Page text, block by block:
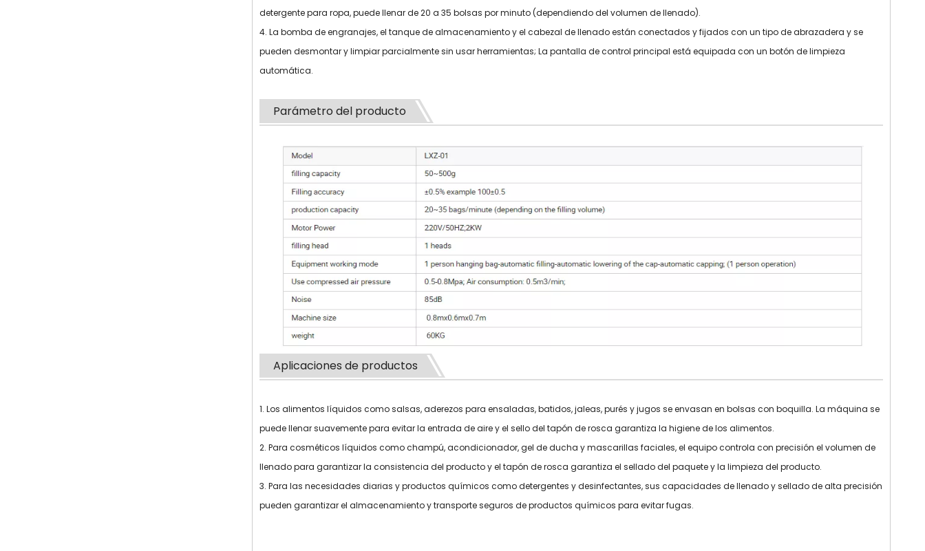
detergente para ropa, puede llenar de 20 a 35 bolsas por minuto (dependiendo del volumen de llenado).
4. La bomba de engranajes, el tanque de almacenamiento y el cabezal de llenado están conectados y fijados con un tipo de abrazadera y se
pueden desmontar y limpiar parcialmente sin usar herramientas; La pantalla de control principal está equipada con un botón de limpieza
automática.
Parámetro del producto
Aplicaciones de productos
1. Los alimentos líquidos como salsas, aderezos para ensaladas, batidos, jaleas, purés y jugos se envasan en bolsas con boquilla. La máquina se
puede llenar suavemente para evitar la entrada de aire y el sello del tapón de rosca garantiza la higiene de los alimentos.
2. Para cosméticos líquidos como champú, acondicionador, gel de ducha y mascarillas faciales, el equipo controla con precisión el volumen de
llenado para garantizar la consistencia del producto y el tapón de rosca garantiza el sellado del paquete y la limpieza del producto.
3. Para las necesidades diarias y productos químicos como detergentes y desinfectantes, sus capacidades de llenado y sellado de alta precisión
pueden garantizar el almacenamiento y transporte seguros de productos químicos para evitar fugas.